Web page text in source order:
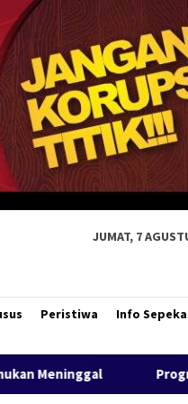
JUMAT, 7
Peristiwa Info
CSR Unggulan Pertamina